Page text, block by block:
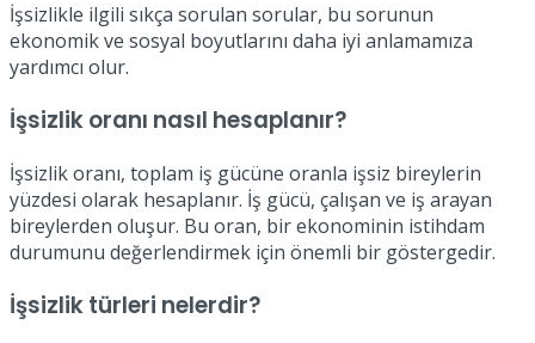
İşsizlikle ilgili sıkça sorulan sorular, bu sorunun
ekonomik ve sosyal boyutlarını daha iyi anlamamıza
yardımcı olur.
İşsizlik oranı nasıl hesaplanır?
İşsizlik oranı, toplam iş gücüne oranla işsiz bireylerin
yüzdesi olarak hesaplanır. İş gücü, çalışan ve iş arayan
bireylerden oluşur. Bu oran, bir ekonominin istihdam
durumunu değerlendirmek için önemli bir göstergedir.
İşsizlik türleri nelerdir?